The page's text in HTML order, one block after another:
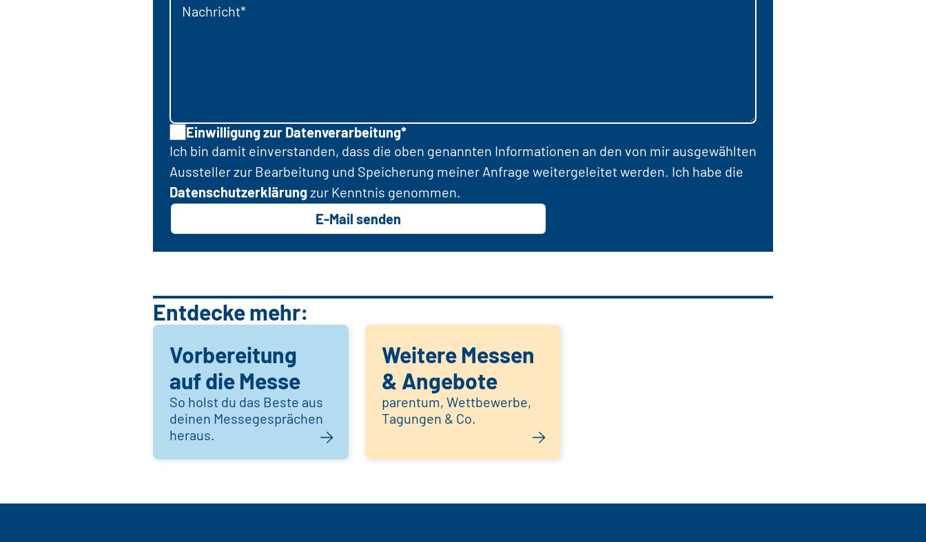
Nachricht*
Einwilligung zur Datenverarbeitung*
Ich bin damit einverstanden, dass die oben genannten Informationen an den von mir ausgewählten
Aussteller zur Bearbeitung und Speicherung meiner Anfrage weitergeleitet werden. Ich habe die
Datenschutzerklärungzur Kenntnis genommen.
E-Mail senden
Entdecke mehr:
Vorbereitung
auf die Messe
So holst du das Beste aus
deinen Messegesprächen
heraus.
Weitere Messen
& Angebote
parentum, Wettbewerbe,
Tagungen & Co.